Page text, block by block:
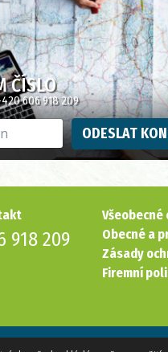
ČÍSLO
606 918 209
ODESLAT
918 209
Obecné a
Zásady
Firemní